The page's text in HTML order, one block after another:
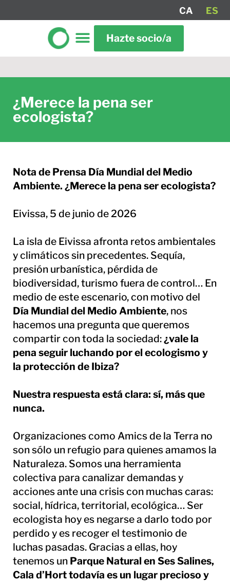
CA ES
Hazte socio/a
¿Merece la pena ser
ecologista?
Nota de Prensa Día Mundial del Medio
Ambiente. ¿Merece la pena ser ecologista?
Eivissa, 5 de junio de 2026
La isla de Eivissa afronta retos ambientales
y climáticos sin precedentes. Sequía,
presión urbanística, pérdida de
biodiversidad, turismo fuera de control… En
medio de este escenario, con motivo del
Día Mundial del Medio Ambiente, nos
hacemos una pregunta que queremos
compartir con toda la sociedad:¿vale la
pena seguir luchando por el ecologismo y
la protección de Ibiza?
Nuestra respuesta está clara: sí, más que
nunca.
Organizaciones como Amics de la Terra no
son sólo un refugio para quienes amamos la
Naturaleza. Somos una herramienta
colectiva para canalizar demandas y
acciones ante una crisis con muchas caras:
social, hídrica, territorial, ecológica… Ser
ecologista hoy es negarse a darlo todo por
perdido y es recoger el testimonio de
luchas pasadas. Gracias a ellas, hoy
tenemos un Parque Natural en Ses Salines,
Cala d’Hort todavía es un lugar precioso y